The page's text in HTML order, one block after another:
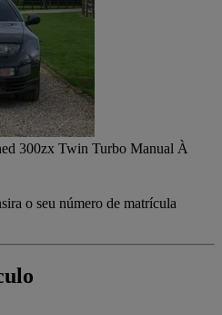
300zx Twin Turbo Manual À
o seu número de matrícula